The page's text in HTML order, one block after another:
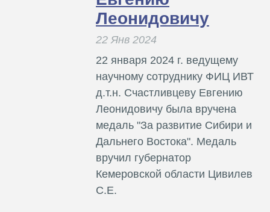
Леонидовичу
22 Янв 2024
22 января 2024 г. ведущему
научному сотруднику ФИЦ ИВТ
д.т.н. Счастливцеву Евгению
Леонидовичу была вручена
медаль "За развитие Сибири и
Дальнего Востока". Медаль
вручил губернатор
Кемеровской области Цивилев
С.Е.